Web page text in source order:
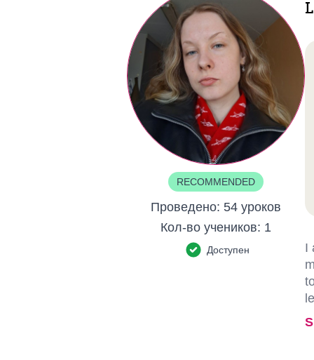
RECOMMENDED
Проведено: 54 уроков
Кол-во учеников: 1
Доступен
I